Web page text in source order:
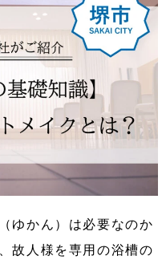
ゆかん）は必要なのか
故人様を専用の浴槽の